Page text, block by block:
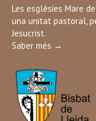
in
new
window
Les esglésies Mare
una unitat pastoral,
Jesucrist.
Saber més →